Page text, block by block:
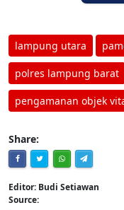
lampung utara
polres lampung barat
pengamanan objek
Share:
Editor: Budi Setiawan
Source: